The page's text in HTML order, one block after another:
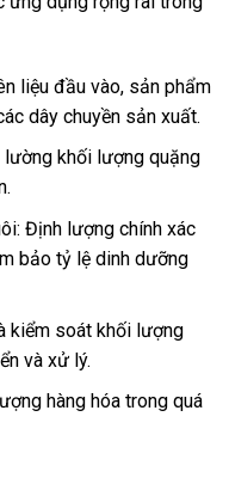
liệu đầu vào, sản phẩm
dây chuyền sản xuất.
lường khối lượng quặng
Định lượng chính xác
bảo tỷ lệ dinh dưỡng
kiểm soát khối lượng
và xử lý.
hàng hóa trong quá